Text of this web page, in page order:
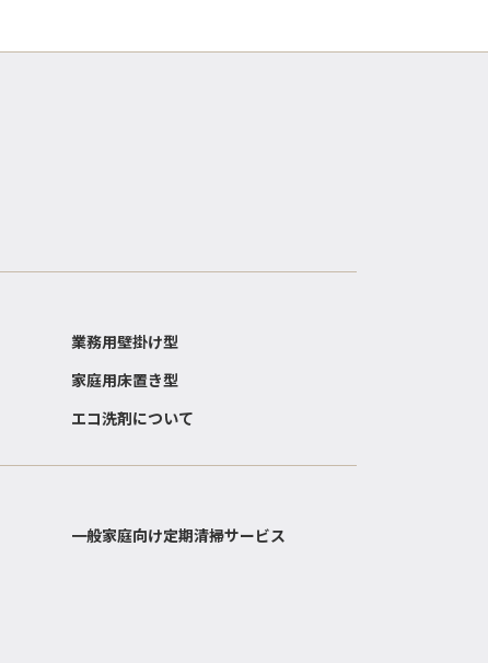
業務用壁掛け型
家庭用床置き型
エコ洗剤について
一般家庭向け定期清掃サービス